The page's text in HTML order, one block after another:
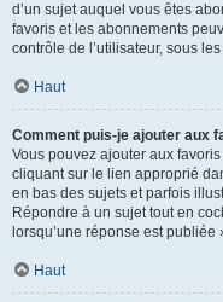
d’un sujet auquel vous êtes
favoris et les abonnements
contrôle de l’utilisateur, sous
Haut
Comment puis-je ajouter aux
Vous pouvez ajouter aux
cliquant sur le lien approprié
en bas des sujets et parfois
Répondre à un sujet tout en
lorsqu’une réponse est
Haut